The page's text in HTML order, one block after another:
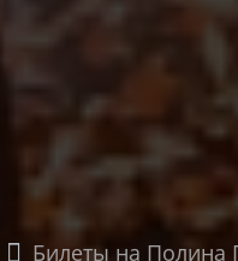
Билеты на Полина